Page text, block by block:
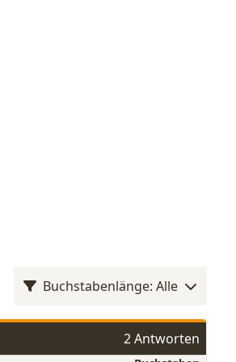
Buchstabenlänge: Alle
2 Antworten